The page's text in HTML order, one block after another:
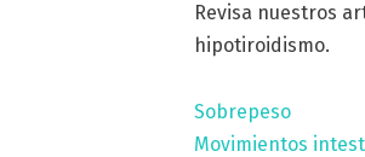
Revisa nuestros
hipotiroidismo.
Sobrepeso
Movimientos